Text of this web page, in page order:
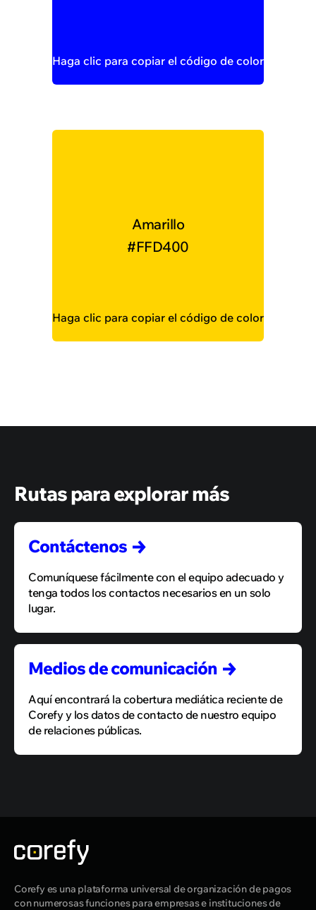
Haga clic para copiar el código de color
Amarillo
#FFD400
Haga clic para copiar el código de color
Rutas para explorar más
Contáctenos
Comuníquese fácilmente con el equipo adecuado y
tenga todos los contactos necesarios en un solo
lugar.
Medios decomunicación
Aquí encontrará la cobertura mediática reciente de
Corefy y los datos de contacto de nuestro equipo
de relaciones públicas.
Corefy es una plataforma universal de organización de pagos
con numerosas funciones para empresas e instituciones de